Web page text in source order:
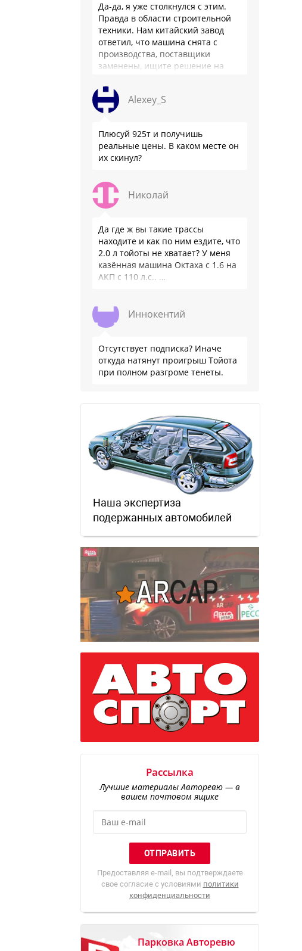
Да-да, я уже столкнулся с этим.
Правда в области строительной
техники. Нам китайский завод
ответил, что машина снята с
производства, поставщики
заменены, ищите решение на
официальном бланке …
Alexey_S
Плюсуй 925т и получишь
реальные цены. В каком месте он
их скинул?
Николай
Да где ж вы такие трассы
находите и как по ним ездите, что
2.0 л тойоты не хватает? У меня
казённая машина Октаха с 1.6 на
АКП с 110 л.с.. …
Иннокентий
Отсутствует подписка? Иначе
откуда натянут проигрыш Тойота
при полном разгроме тенеты.
Наша экспертиза
подержанных автомобилей
Рассылка
Лучшие материалы Авторевю — в
вашем почтовом ящике
Предоставляя e-mail, вы подтверждаете
свое согласие с условиями политики
конфиденциальности
Парковка Авторевю